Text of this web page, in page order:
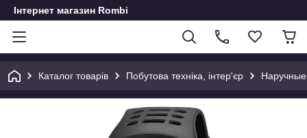
Інтернет магазин Rombi
Каталог товарів Побутова техніка, інтер'єр